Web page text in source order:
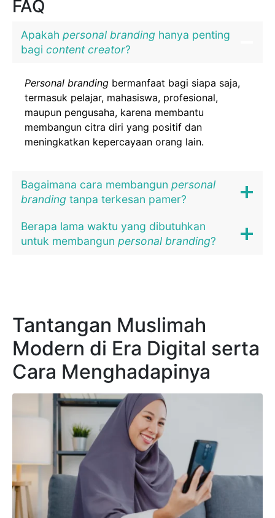
FAQ
Apakah personal branding hanya penting
bagi content creator?
Personal branding bermanfaat bagi siapa saja,
termasuk pelajar, mahasiswa, profesional,
maupun pengusaha, karena membantu
membangun citra diri yang positif dan
meningkatkan kepercayaan orang lain.
Bagaimana cara membangun personal
branding tanpa terkesan pamer?
Berapa lama waktu yang dibutuhkan
untuk membangun personal branding?
Tantangan Muslimah
Modern di Era Digital serta
Cara Menghadapinya